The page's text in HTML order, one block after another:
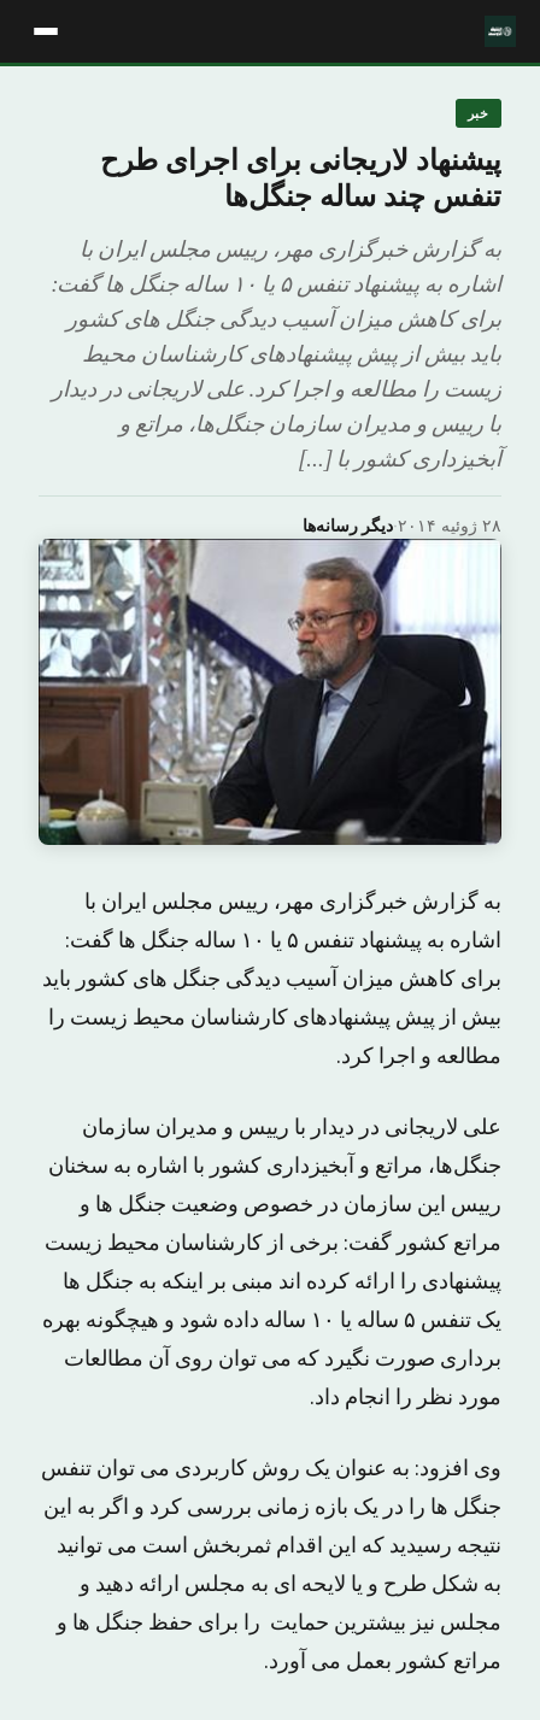
خبر
پیشنهاد لاریجانی برای اجرای طرح
تنفس چند ساله جنگل‌ها
به گزارش خبرگزاری مهر، رییس مجلس ایران با
اشاره به پیشنهاد تنفس ۵ یا ۱۰ ساله جنگل ها گفت:
برای کاهش میزان آسیب دیدگی جنگل های کشور
باید بیش از پیش پیشنهادهای کارشناسان محیط
زیست را مطالعه و اجرا کرد. علی لاریجانی در دیدار
با رییس و مدیران سازمان جنگل‌ها، مراتع و
آبخیزداری کشور با […]
دیگر رسانه‌ها· ۲۸ ژوئیه ۲۰۱۴
به گزارش خبرگزاری مهر، رییس مجلس ایران با
اشاره به پیشنهاد تنفس ۵ یا ۱۰ ساله جنگل ها گفت:
برای کاهش میزان آسیب دیدگی جنگل های کشور باید
بیش از پیش پیشنهادهای کارشناسان محیط زیست را
مطالعه و اجرا کرد.
علی لاریجانی در دیدار با رییس و مدیران سازمان
جنگل‌ها، مراتع و آبخیزداری کشور با اشاره به سخنان
رییس این سازمان در خصوص وضعیت جنگل ها و
مراتع کشور گفت: برخی از کارشناسان محیط زیست
پیشنهادی را ارائه کرده اند مبنی بر اینکه به جنگل ها
یک تنفس ۵ ساله یا ۱۰ ساله داده شود و هیچگونه بهره
برداری صورت نگیرد که می توان روی آن مطالعات
مورد نظر را انجام داد.
وی افزود: به عنوان یک روش کاربردی می توان تنفس
جنگل ها را در یک بازه زمانی بررسی کرد و اگر به این
نتیجه رسیدید که این اقدام ثمربخش است می توانید
به شکل طرح و یا لایحه ای به مجلس ارائه دهید و
مجلس نیز بیشترین حمایت را برای حفظ جنگل ها و
مراتع کشور بعمل می آورد.